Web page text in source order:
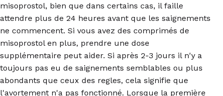
misoprostol, bien que dans certains cas, il faille
attendre plus de 24 heures avant que les saignements
ne commencent. Si vous avez des comprimés de
misoprostol en plus, prendre une dose
supplémentaire peut aider. Si après 2-3 jours il n'y a
toujours pas eu de saignements semblables ou plus
abondants que ceux des regles, cela signifie que
l'avortement n'a pas fonctionné. Lorsque la première